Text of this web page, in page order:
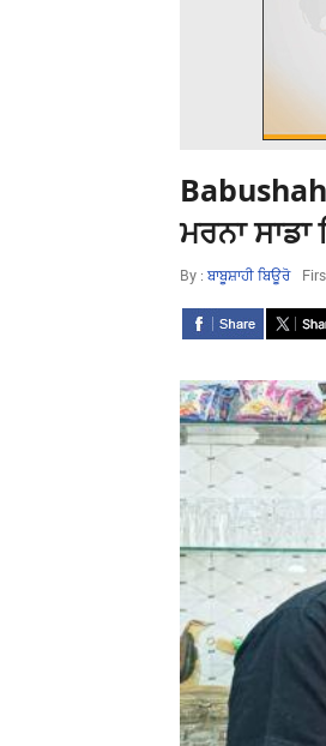
ਮਰਨਾ
By : ਬਾਬੂਸ਼ਾਹੀ ਬਿਊਰੋ